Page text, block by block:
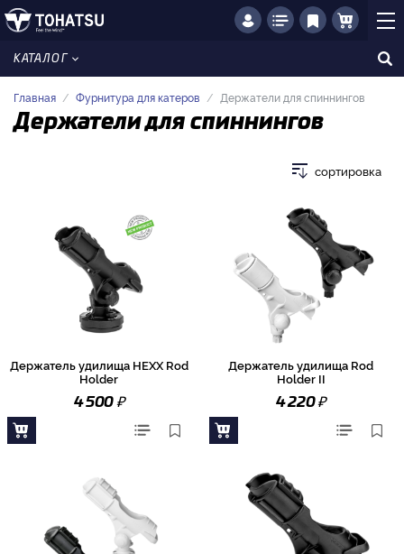
КАТАЛОГ
Главная Фурнитура для катеров Держатели для спиннингов
Держатели для спиннингов
сортировка
Держатель удилища HEXX Rod
Holder
4 500₽
Держатель удилища Rod
Holder II
4 220₽